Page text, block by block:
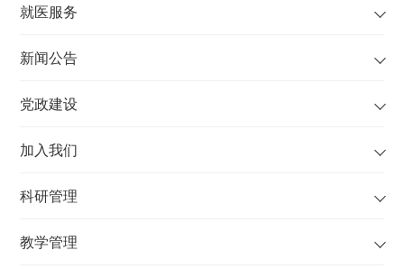
就医服务
新闻公告
党政建设
加入我们
科研管理
教学管理